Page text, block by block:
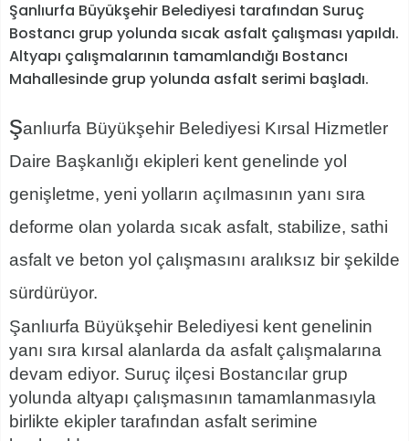
Şanlıurfa Büyükşehir Belediyesi tarafından Suruç
Bostancı grup yolunda sıcak asfalt çalışması yapıldı.
Altyapı çalışmalarının tamamlandığı Bostancı
Mahallesinde grup yolunda asfalt serimi başladı.
şanlıurfa Büyükşehir Belediyesi Kırsal Hizmetler
Daire Başkanlığı ekipleri kent genelinde yol
genişletme, yeni yolların açılmasının yanı sıra
deforme olan yolarda sıcak asfalt, stabilize, sathi
asfalt ve beton yol çalışmasını aralıksız bir şekilde
sürdürüyor.
Şanlıurfa Büyükşehir Belediyesi kent genelinin
yanı sıra kırsal alanlarda da asfalt çalışmalarına
devam ediyor. Suruç ilçesi Bostancılar grup
yolunda altyapı çalışmasının tamamlanmasıyla
birlikte ekipler tarafından asfalt serimine